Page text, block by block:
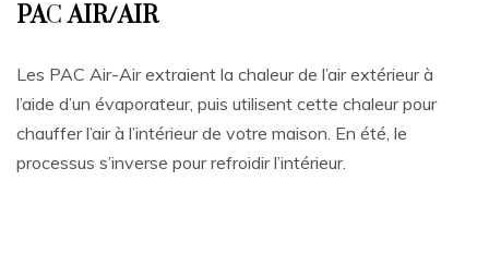
PACAIR/AIR
Les PAC Air-Air extraient la chaleur de l’air extérieur à
l’aide d’un évaporateur, puis utilisent cette chaleur pour
chauffer l’air à l’intérieur de votre maison. En été, le
processus s’inverse pour refroidir l’intérieur.